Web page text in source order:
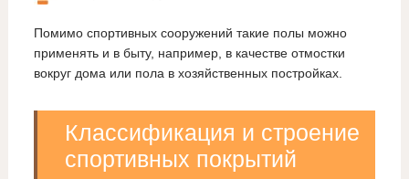
Помимо спортивных сооружений такие полы можно
применять и в быту, например, в качестве отмостки
вокруг дома или пола в хозяйственных постройках.
Классификация и строение
спортивных покрытий